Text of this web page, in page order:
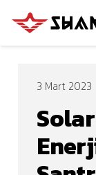
3 Mart 2023